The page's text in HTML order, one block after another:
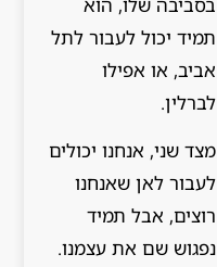
תמיד יכול לעבור לתל
אביב, או אפילו
לברלין.
מצד שני, אנחנו יכולים
לעבור לאן שאנחנו
רוצים, אבל תמיד
נפגוש שם את עצמנו.